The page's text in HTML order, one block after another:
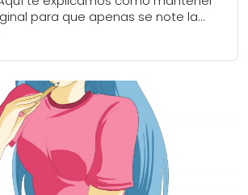
para que apenas se note la